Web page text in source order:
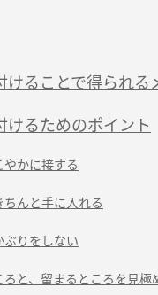
けることで得られる
けるためのポイント
やかに接する
ちんと手に入れる
ぶりをしない
ろと、留まるところを見極